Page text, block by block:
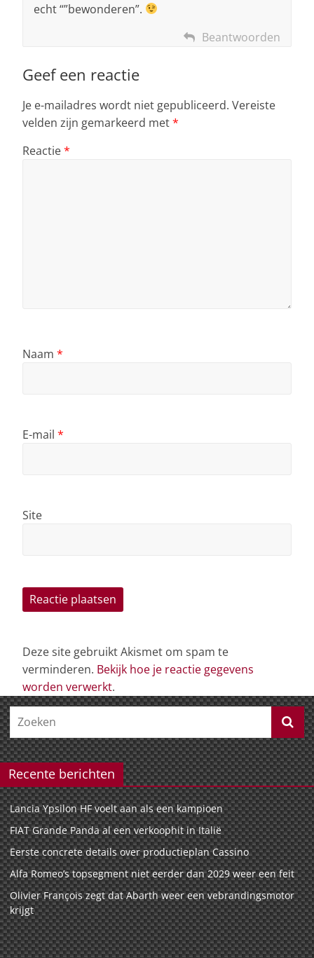
echt “”bewonderen”.
Beantwoorden
Geef een reactie
Je e-mailadres wordt niet gepubliceerd. Vereiste
velden zijn gemarkeerd met*
Reactie*
Naam *
E-mail *
Site
Deze site gebruikt Akismet om spam te
verminderen. Bekijk hoe je reactie gegevens
worden verwerkt.
Recente berichten
Lancia Ypsilon HF voelt aan als een kampioen
FIAT Grande Panda al een verkoophit in Italië
Eerste concrete details over productieplan Cassino
Alfa Romeo’s topsegment niet eerder dan 2029 weer een feit
Olivier François zegt dat Abarth weer een vebrandingsmotor
krijgt